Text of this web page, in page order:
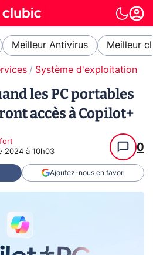
Meilleur Antivirus Meilleur
Système d'exploitation
les PC portables
accès à Copilot+
2024 à 10h03 0
Ajoutez-nous en favori